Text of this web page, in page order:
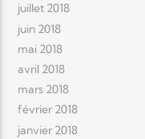
juillet 2018
juin 2018
mai 2018
avril 2018
mars 2018
février 2018
janvier 2018